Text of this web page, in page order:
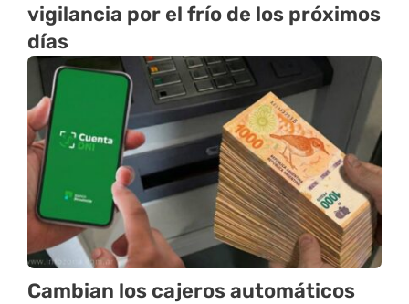
vigilancia por el frío de los próximos
días
Cambian los cajeros automáticos